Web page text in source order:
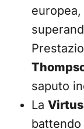
saputo
La
battendo